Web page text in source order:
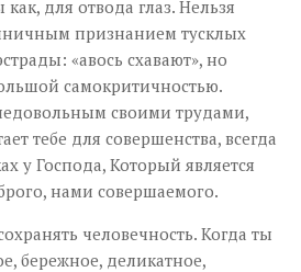
для отвода глаз. Нельзя
признанием тусклых
«авось схавают», но
самокритичностью.
своими трудами,
тебе для совершенства, всегда
у Господа, Который является
нами совершаемого.
человечность. Когда ты
бережное, деликатное,